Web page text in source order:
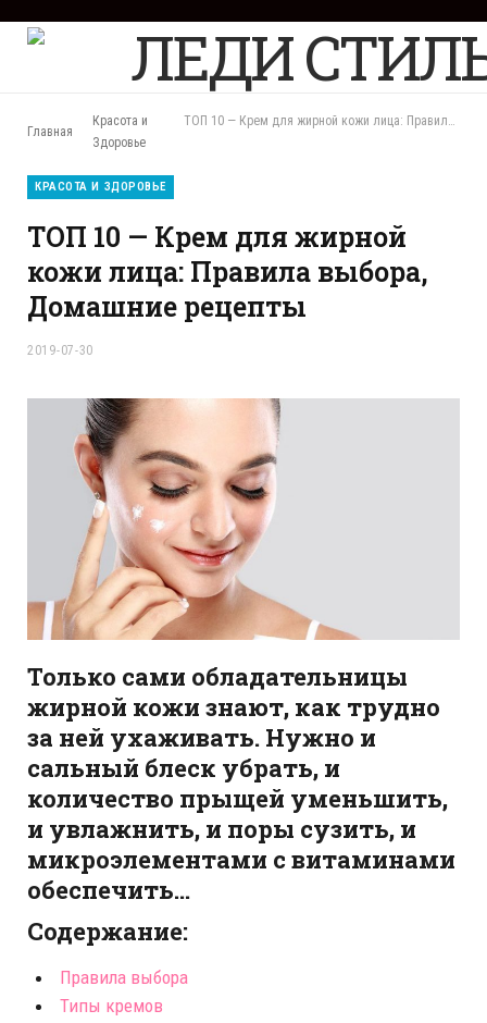
F
a
Главная
Красота и
Здоровье
ТОП 10 — Крем для жирной кожи лица: Правила выбора, Домашние рецепты
КРАСОТА И ЗДОРОВЬЕ
ТОП 10 — Крем для жирной
кожи лица: Правила выбора,
Домашние рецепты
2019-07-30
Только сами обладательницы
жирной кожи знают, как трудно
за ней ухаживать. Нужно и
сальный блеск убрать, и
количество прыщей уменьшить,
и увлажнить, и поры сузить, и
микроэлементами с витаминами
обеспечить…
Cодержание:
Правила выбора
Типы кремов